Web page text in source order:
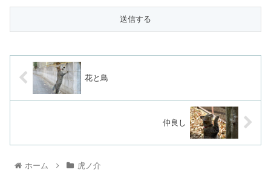
花と鳥
仲良し
ホーム 虎ノ介